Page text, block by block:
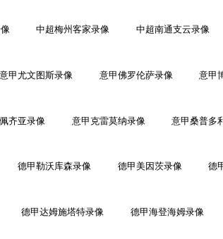
中超梅州客家录像 中超南通支云录像
意甲尤文图斯录像 意甲佛罗伦萨录像 意甲
齐亚录像 意甲克雷莫纳录像 意甲桑普多
德甲勒沃库森录像 德甲美因茨录像 德
德甲达姆施塔特录像 德甲海登海姆录像